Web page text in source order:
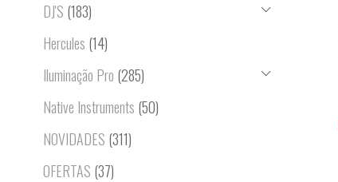
DJ'S (183)
Hercules (14)
Iluminação Pro (285)
Native Instruments (50)
NOVIDADES (311)
OFERTAS (37)